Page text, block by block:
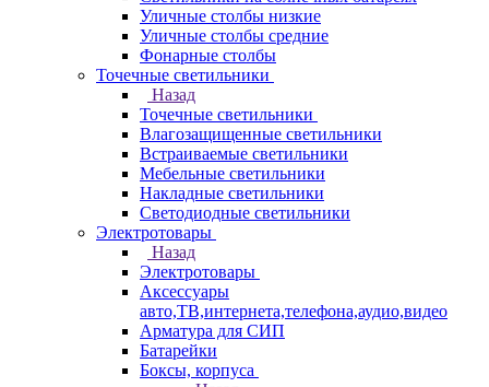
Уличные столбы низкие
Уличные столбы средние
Фонарные столбы
Точечные светильники
Назад
Точечные светильники
Влагозащищенные светильники
Встраиваемые светильники
Мебельные светильники
Накладные светильники
Светодиодные светильники
Электротовары
Назад
Электротовары
Аксессуары
авто,ТВ,интернета,телефона,аудио,видео
Арматура для СИП
Батарейки
Боксы, корпуса